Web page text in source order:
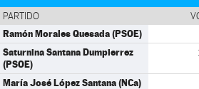
PARTIDO
Ramón Morales Quesada (PSOE)
Saturnina Santana Dumpierrez
(PSOE)
María José López Santana (NCa)